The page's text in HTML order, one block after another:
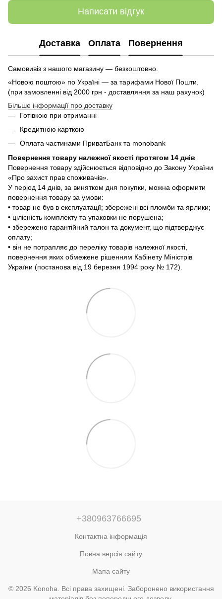
Написати відгук
Доставка Оплата Повернення
Самовивіз з нашого магазину — безкоштовно.
«Новою поштою» по Україні — за тарифами Нової Пошти.
(при замовленні від 2000 грн - доставляння за наш рахунок)
Більше інформації про доставку
Готівкою при отриманні
Кредитною карткою
Оплата частинами ПриватБанк та monobank
Повернення товару належної якості протягом 14 днів
Повернення товару здійснюється відповідно до Закону України
«Про захист прав споживачів».
У період 14 днів, за винятком дня покупки, можна оформити
повернення товару за умови:
• товар не був в експлуатації; збережені всі пломби та ярлики;
• цілісність комплекту та упаковки не порушена;
• збережено гарантійний талон та документ, що підтверджує
оплату;
• він не потрапляє до переліку товарів належної якості,
повернення яких обмежене рішенням Кабінету Міністрів
України (постанова від 19 березня 1994 року № 172).
+380963766695
Контактна інформація
Повна версія сайту
Мапа сайту
© 2026 Konoha. Всі права захищені. Заборонено використання